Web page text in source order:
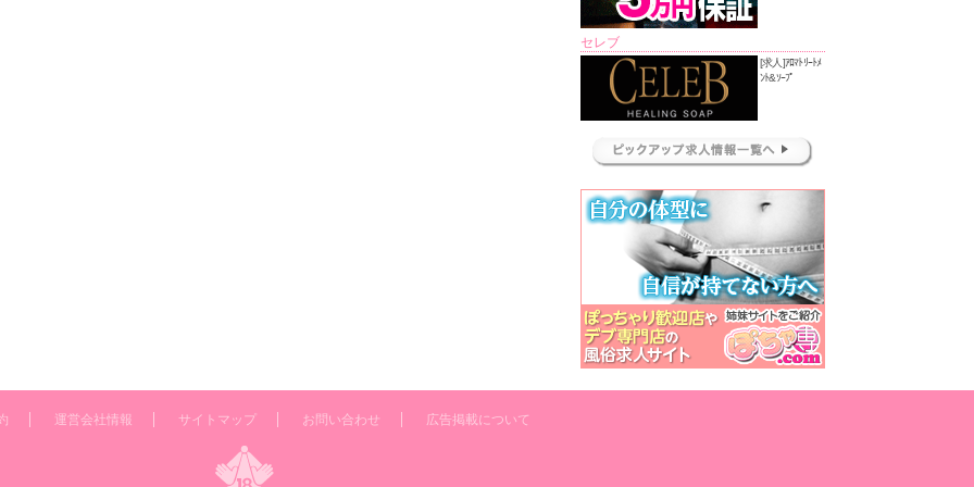
セレブ
[求人]ｱﾛﾏﾄﾘｰﾄﾒ
ﾝﾄ&ｿｰﾌﾟ
運営会社情報 サイトマップ お問い合わせ 広告掲載について